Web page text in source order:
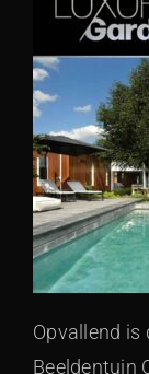
Opvallend is
Beeldentuin